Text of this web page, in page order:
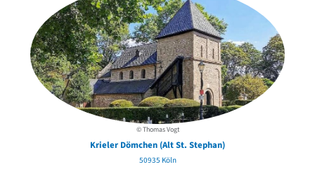
© Thomas Vogt
Krieler Dömchen (Alt St. Stephan)
50935 Köln